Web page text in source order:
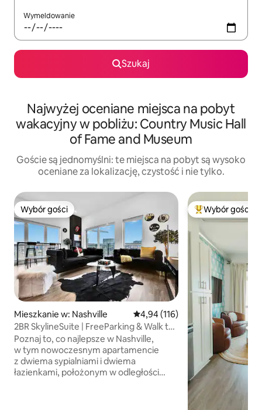
Wymeldowanie
Szukaj
Najwyżej oceniane miejsca na pobyt
wakacyjny w pobliżu: Country Music Hall
of Fame and Museum
Goście są jednomyślni: te miejsca na pobyt są wysoko
oceniane za lokalizację, czystość i nie tylko.
Wybór gości
Wybór gości
Mieszkanie w: Nashville Średnia ocena: 4,94 na 5, liczba
4,94 (116)
2BR SkylineSuite | FreeParking & Walk to
Broadway
Poznaj to, co najlepsze w Nashville,
w tym nowoczesnym apartamencie
z dwiema sypialniami i dwiema
łazienkami, położonym w odległości
Wybór gości